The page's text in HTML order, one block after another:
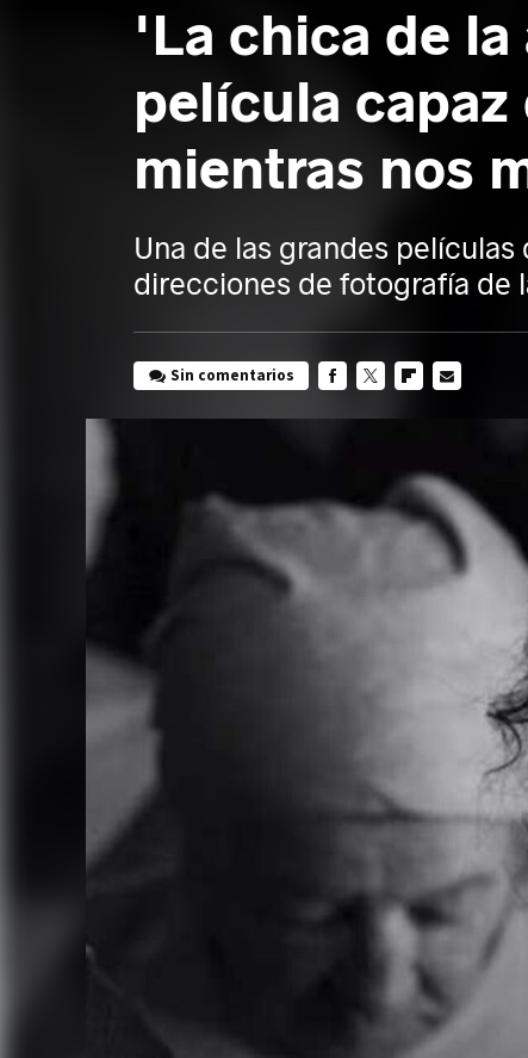
'La chica de
película
mientras nos
Una de las grandes
direcciones de fotografía de
Sin comentarios